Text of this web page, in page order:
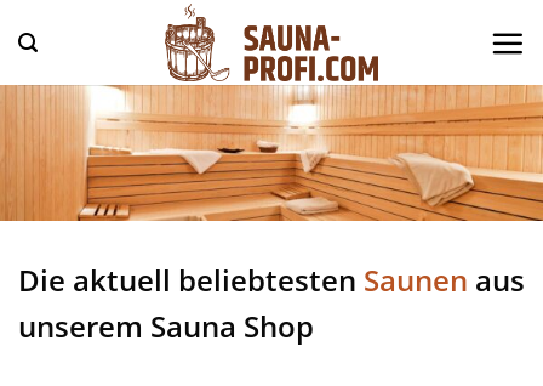
Inhalt
springen
Die aktuell beliebtesten Saunen aus
unserem Sauna Shop